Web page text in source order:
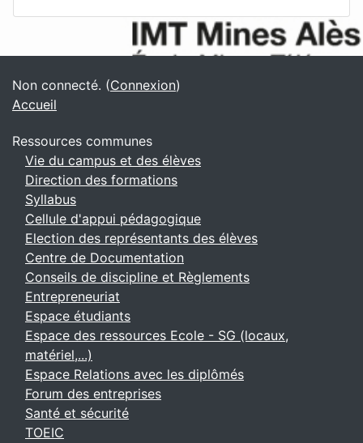
Blocs supplémentaires
Non connecté. (Connexion)
Accueil
Ressources communes
Vie du campus et des élèves
Direction des formations
Syllabus
Cellule d'appui pédagogique
Election des représentants des élèves
Centre de Documentation
Conseils de discipline et Règlements
Entrepreneuriat
Espace étudiants
Espace des ressources Ecole - SG (locaux,
matériel,...)
Espace Relations avec les diplômés
Forum des entreprises
Santé et sécurité
TOEIC